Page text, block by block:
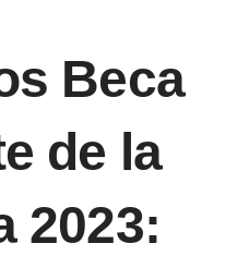
Beca
de la
2023: